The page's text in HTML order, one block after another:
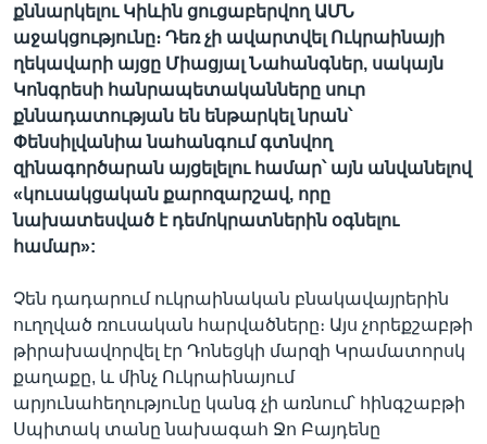
քննարկելու Կիևին ցուցաբերվող ԱՄՆ
աջակցությունը։ Դեռ չի ավարտվել Ուկրաինայի
ղեկավարի այցը Միացյալ Նահանգներ, սակայն
Կոնգրեսի հանրապետականները սուր
քննադատության են ենթարկել նրան՝
Փենսիլվանիա նահանգում գտնվող
զինագործարան այցելելու համար՝ այն անվանելով
«կուսակցական քարոզարշավ, որը
նախատեսված է դեմոկրատներին օգնելու
համար»:
Չեն դադարում ուկրաինական բնակավայրերին
ուղղված ռուսական հարվածները։ Այս չորեքշաբթի
թիրախավորվել էր Դոնեցկի մարզի Կրամատորսկ
քաղաքը, և մինչ Ուկրաինայում
արյունահեղությունը կանգ չի առնում՝ հինգշաբթի
Սպիտակ տանը նախագահ Ջո Բայդենը